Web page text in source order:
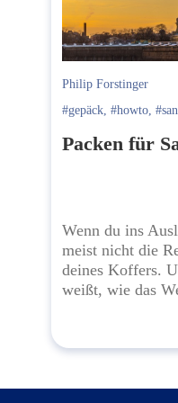
Philip Forstinger
#gepäck, #howto,
Packen für
Wenn du ins
meist nicht die
deines Koffers.
weißt, wie das